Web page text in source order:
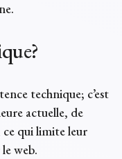
technique; c’est
actuelle, de
ce qui limite leur
web.